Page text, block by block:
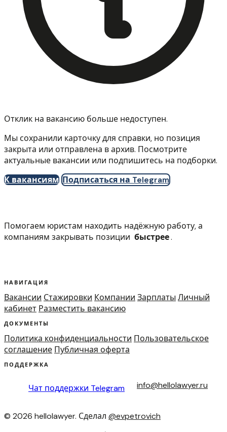
Отклик на вакансию больше недоступен.
Мы сохранили карточку для справки, но позиция
закрыта или отправлена в архив. Посмотрите
актуальные вакансии или подпишитесь на подборки.
К вакансиям Подписаться на Telegram
Помогаем юристам находить надёжную работу, а
компаниям закрывать позиции быстрее.
НАВИГАЦИЯ
Вакансии Стажировки Компании Зарплаты Личный
кабинет Разместить вакансию
ДОКУМЕНТЫ
Политика конфиденциальности Пользовательское
соглашение Публичная оферта
ПОДДЕРЖКА
Чат поддержки Telegram info@hellolawyer.ru
© 2026 hellolawyer. Сделал @evpetrovich